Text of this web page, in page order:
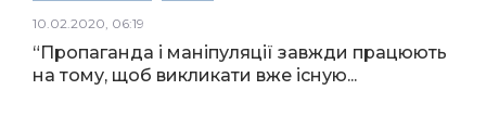
10.02.2020, 06:19
“Пропаганда і маніпуляції завжди працюють
на тому, щоб викликати вже існую...